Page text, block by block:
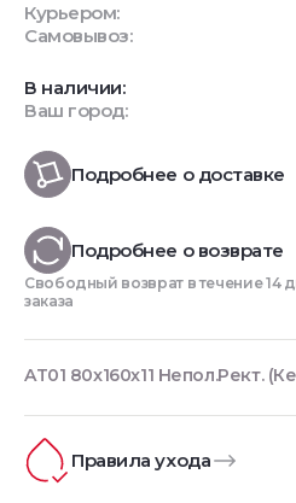
Курьером:
Самовывоз:
В наличии:
Ваш город:
Подробнее о доставке
Подробнее о возврате
Свободный возврат в течение 14
заказа
AT01 80x160x11 Непол.Рект.
Правила ухода